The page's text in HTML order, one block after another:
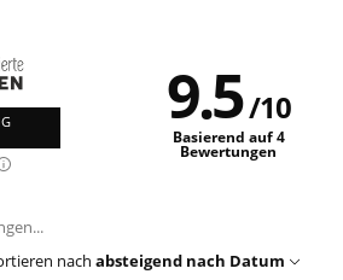
9.5/10
Basierend auf 4
Bewertungen
nach absteigend nach Datum